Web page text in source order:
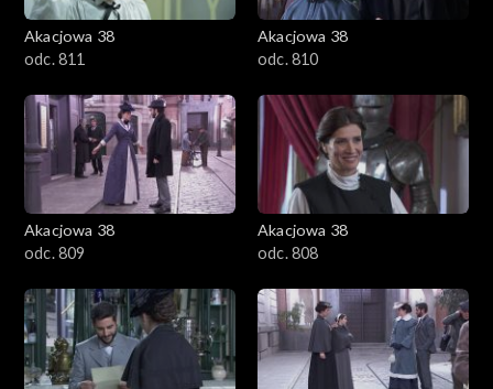
Akacjowa 38
odc. 811
Akacjowa 38
odc. 810
Akacjowa 38
odc. 809
Akacjowa 38
odc. 808